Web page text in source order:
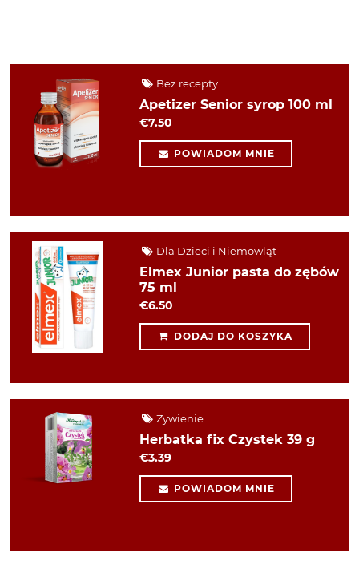
Bez recepty
Apetizer Senior syrop 100 ml
€7.50
POWIADOM MNIE
Dla Dzieci i Niemowląt
Elmex Junior pasta do zębów
75 ml
€6.50
DODAJ DO KOSZYKA
Żywienie
Herbatka fix Czystek 39 g
€3.39
POWIADOM MNIE